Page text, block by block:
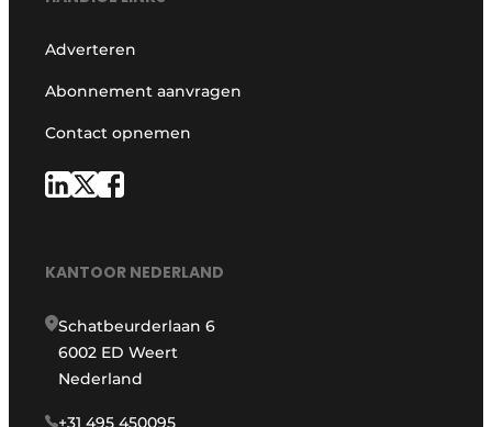
Adverteren
Abonnement aanvragen
Contact opnemen
KANTOOR NEDERLAND
Schatbeurderlaan 6
6002 ED Weert
Nederland
+31 495 450095